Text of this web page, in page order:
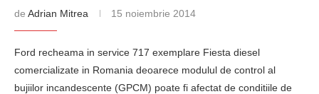
de Adrian Mitrea 15 noiembrie 2014
Ford recheama in service 717 exemplare Fiesta diesel
comercializate in Romania deoarece modulul de control al
bujiilor incandescente (GPCM) poate fi afectat de conditiile de